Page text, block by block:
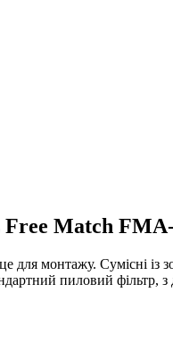
Match
для монтажу. Сумісні
пиловий фільтр,